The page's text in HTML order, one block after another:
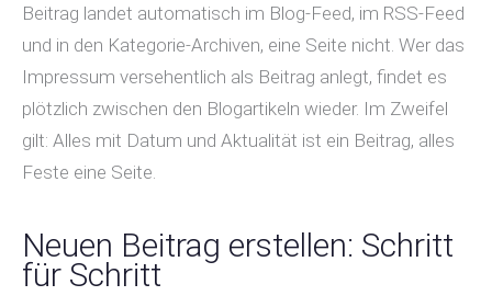
Beitrag landet automatisch im Blog-Feed, im RSS-Feed
und in den Kategorie-Archiven, eine Seite nicht. Wer das
Impressum versehentlich als Beitrag anlegt, findet es
plötzlich zwischen den Blogartikeln wieder. Im Zweifel
gilt: Alles mit Datum und Aktualität ist ein Beitrag, alles
Feste eine Seite.
Neuen Beitrag erstellen: Schritt
für Schritt